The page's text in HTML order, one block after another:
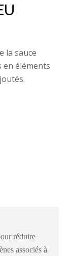
la sauce
en éléments
réduire
associés à